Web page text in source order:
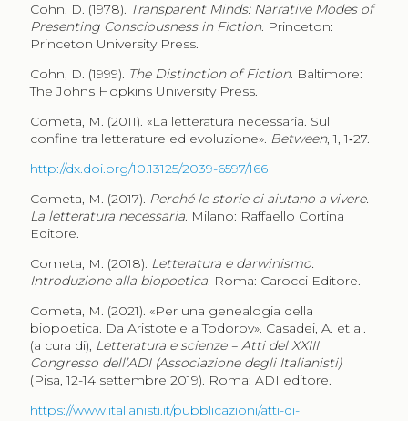
Cohn, D. (1978). Transparent Minds: Narrative Modes of
Presenting Consciousness in Fiction. Princeton:
Princeton University Press.
Cohn, D. (1999). The Distinction of Fiction. Baltimore:
The Johns Hopkins University Press.
Cometa, M. (2011). «La letteratura necessaria. Sul
confine tra letterature ed evoluzione». Between, 1, 1‑27.
http://dx.doi.org/10.13125/2039-6597/166
Cometa, M. (2017). Perché le storie ci aiutano a vivere.
La letteratura necessaria. Milano: Raffaello Cortina
Editore.
Cometa, M. (2018). Letteratura e darwinismo.
Introduzione alla biopoetica. Roma: Carocci Editore.
Cometa, M. (2021). «Per una genealogia della
biopoetica. Da Aristotele a Todorov». Casadei, A. et al.
(a cura di), Letteratura e scienze = Atti del XXIII
Congresso dell’ADI (Associazione degli Italianisti)
(Pisa, 12-14 settembre 2019). Roma: ADI editore.
https://www.italianisti.it/pubblicazioni/atti-di-